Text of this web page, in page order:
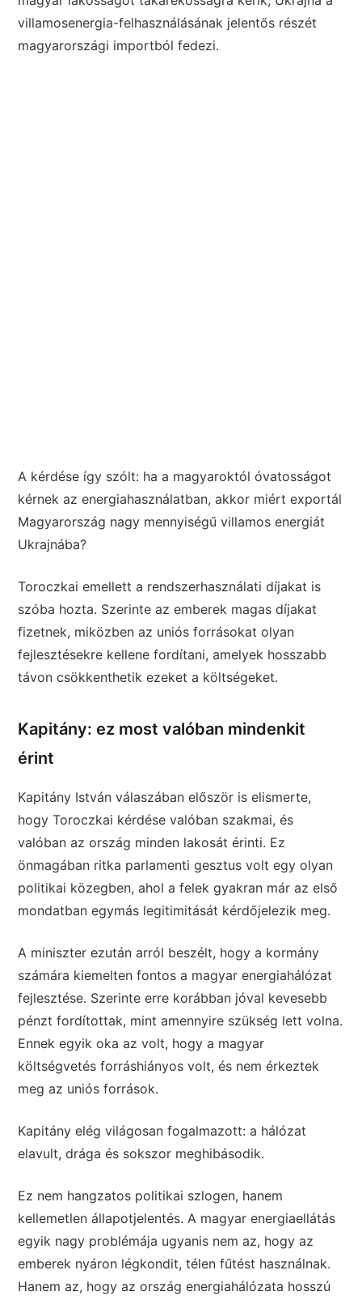
villamosenergia-felhasználásának jelentős részét
magyarországi importból fedezi.
A kérdése így szólt: ha a magyaroktól óvatosságot
kérnek az energiahasználatban, akkor miért exportál
Magyarország nagy mennyiségű villamos energiát
Ukrajnába?
Toroczkai emellett a rendszerhasználati díjakat is
szóba hozta. Szerinte az emberek magas díjakat
fizetnek, miközben az uniós forrásokat olyan
fejlesztésekre kellene fordítani, amelyek hosszabb
távon csökkenthetik ezeket a költségeket.
Kapitány: ez most valóban mindenkit
érint
Kapitány István válaszában először is elismerte,
hogy Toroczkai kérdése valóban szakmai, és
valóban az ország minden lakosát érinti. Ez
önmagában ritka parlamenti gesztus volt egy olyan
politikai közegben, ahol a felek gyakran már az első
mondatban egymás legitimitását kérdőjelezik meg.
A miniszter ezután arról beszélt, hogy a kormány
számára kiemelten fontos a magyar energiahálózat
fejlesztése. Szerinte erre korábban jóval kevesebb
pénzt fordítottak, mint amennyire szükség lett volna.
Ennek egyik oka az volt, hogy a magyar
költségvetés forráshiányos volt, és nem érkeztek
meg az uniós források.
Kapitány elég világosan fogalmazott: a hálózat
elavult, drága és sokszor meghibásodik.
Ez nem hangzatos politikai szlogen, hanem
kellemetlen állapotjelentés. A magyar energiaellátás
egyik nagy problémája ugyanis nem az, hogy az
emberek nyáron légkondit, télen fűtést használnak.
Hanem az, hogy az ország energiahálózata hosszú